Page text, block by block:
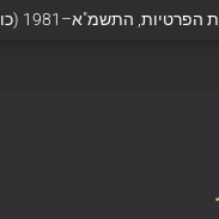
(כולל תיקון 13), ובהתאם ל